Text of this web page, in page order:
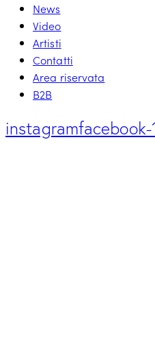
News
Video
Artisti
Contatti
Area riservata
B2B
instagramfacebook-